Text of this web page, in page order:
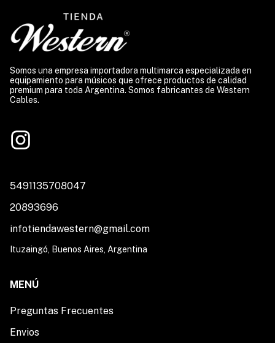
Somos una empresa importadora multimarca especializada en
equipamiento para músicos que ofrece productos de calidad
premium para toda Argentina. Somos fabricantes de Western
Cables.
5491135708047
20893696
infotiendawestern@gmail.com
Ituzaingó, Buenos Aires, Argentina
MENÚ
Preguntas Frecuentes
Envios